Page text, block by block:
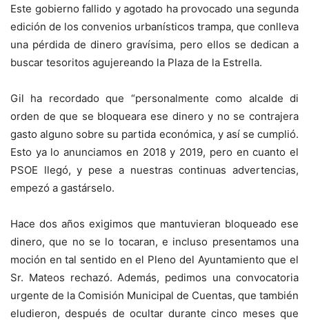
Este gobierno fallido y agotado ha provocado una segunda
edición de los convenios urbanísticos trampa, que conlleva
una pérdida de dinero gravísima, pero ellos se dedican a
buscar tesoritos agujereando la Plaza de la Estrella.
Gil ha recordado que “personalmente como alcalde di
orden de que se bloqueara ese dinero y no se contrajera
gasto alguno sobre su partida económica, y así se cumplió.
Esto ya lo anunciamos en 2018 y 2019, pero en cuanto el
PSOE llegó, y pese a nuestras continuas advertencias,
empezó a gastárselo.
Hace dos años exigimos que mantuvieran bloqueado ese
dinero, que no se lo tocaran, e incluso presentamos una
moción en tal sentido en el Pleno del Ayuntamiento que el
Sr. Mateos rechazó. Además, pedimos una convocatoria
urgente de la Comisión Municipal de Cuentas, que también
eludieron, después de ocultar durante cinco meses que